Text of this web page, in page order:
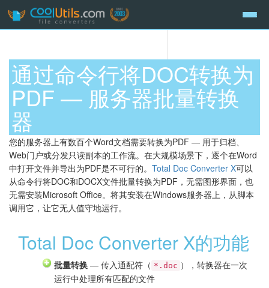
通过命令行将DOC转换为
PDF — 服务器批量转换
器
您的服务器上有数百个Word文档需要转换为PDF — 用于归档、
Web门户或分发只读副本的工作流。在大规模场景下，逐个在Word
中打开文件并导出为PDF是不可行的。 Total Doc Converter X可以
从命令行将DOC和DOCX文件批量转换为PDF，无需图形界面，也
无需安装Microsoft Office。将其安装在Windows服务器上，从脚本
调用它，让它无人值守地运行。
Total Doc Converter X的功能
批量转换 — 传入通配符（ *.doc ），转换器在一次
运行中处理所有匹配的文件